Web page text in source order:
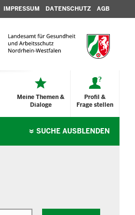
IMPRESSUM DATENSCHUTZ AGB
Profil &
Frage stellen
Meine Themen &
Dialoge
SUCHE AUSBLENDEN